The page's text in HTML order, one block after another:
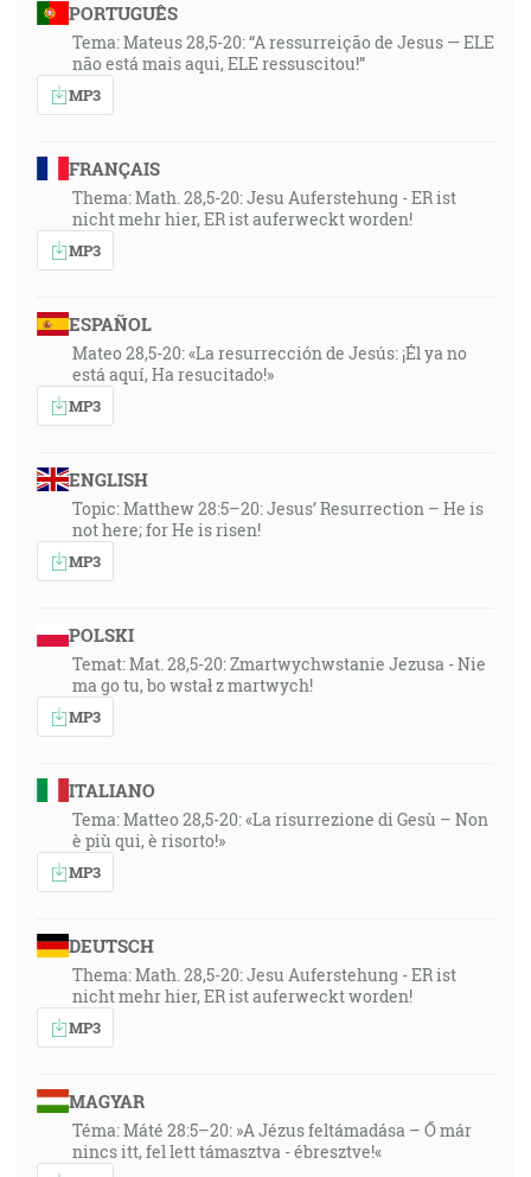
PORTUGUÊS
Tema: Mateus 28,5-20: “A ressurreição de Jesus — ELE
não está mais aqui, ELE ressuscitou!”
MP3
FRANÇAIS
Thema: Math. 28,5-20: Jesu Auferstehung - ER ist
nicht mehr hier, ER ist auferweckt worden!
MP3
ESPAÑOL
Mateo 28,5-20: «La resurrección de Jesús: ¡Él ya no
está aquí, Ha resucitado!»
MP3
ENGLISH
Topic: Matthew 28:5–20: Jesus’ Resurrection – He is
not here; for He is risen!
MP3
POLSKI
Temat: Mat. 28,5-20: Zmartwychwstanie Jezusa - Nie
ma go tu, bo wstał z martwych!
MP3
ITALIANO
Tema: Matteo 28,5-20: «La risurrezione di Gesù – Non
è più qui, è risorto!»
MP3
DEUTSCH
Thema: Math. 28,5-20: Jesu Auferstehung - ER ist
nicht mehr hier, ER ist auferweckt worden!
MP3
MAGYAR
Téma: Máté 28:5–20: »A Jézus feltámadása – Ő már
nincs itt, fel lett támasztva - ébresztve!«